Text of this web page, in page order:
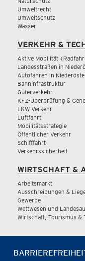
Umweltrecht
Umweltschutz
Wasser
VERKEHR &
Aktive Mobilität
Landesstraßen in
Autofahren in
Bahninfrastruktur
Güterverkehr
KFZ-Überprüfung &
LKW Verkehr
Luftfahrt
Mobilitätsstrategie
Öffentlicher Verkehr
Schifffahrt
Verkehrssicherheit
WIRTSCHAFT &
Arbeitsmarkt
Ausschreibungen &
Gewerbe
Wettwesen und
Wirtschaft, Tourismus &